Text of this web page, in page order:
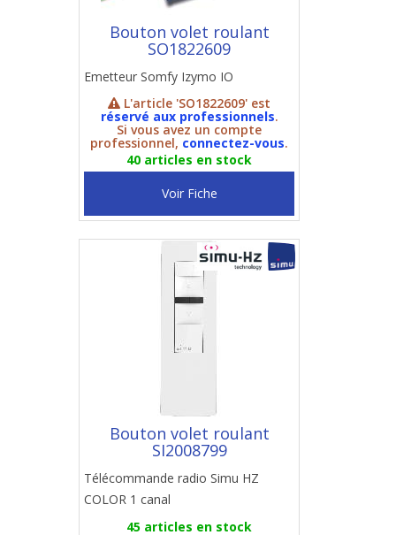
Bouton volet roulant
SO1822609
Emetteur Somfy Izymo IO
L'article 'SO1822609' est
réservé aux professionnels.
Si vous avez un compte
professionnel, connectez-vous.
40 articles en stock
Voir Fiche
Bouton volet roulant
SI2008799
Télécommande radio Simu HZ
COLOR 1 canal
45 articles en stock